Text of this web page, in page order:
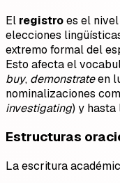
El registroes el
elecciones
extremo formal del
Esto afecta el
buy, demonstrateen
nominalizaciones
investigating) y hasta
Estructuras
La escritura